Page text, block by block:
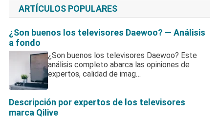
ARTÍCULOS POPULARES
¿Son buenos los televisores Daewoo? — Análisis
a fondo
¿Son buenos los televisores Daewoo? Este
análisis completo abarca las opiniones de
expertos, calidad de imag…
Descripción por expertos de los televisores
marca Qilive